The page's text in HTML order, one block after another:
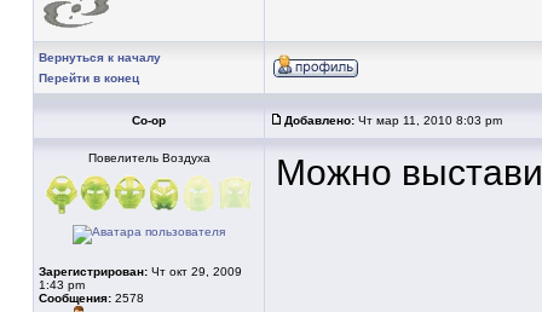
Вернуться к началу
Перейти в конец
Co-op Добавлено: Чт мар 11, 2010 8:03 pm
Повелитель Воздуха
Зарегистрирован: Чт окт 29, 2009
1:43 pm
Сообщения: 2578
Можно